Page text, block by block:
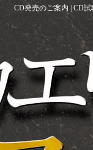
CD発売のご案内 CD試